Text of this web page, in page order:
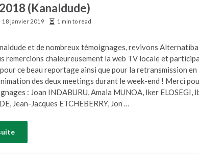
(Kanaldude)
18 janvier 2019 1 min to read
et de nombreux témoignages, revivons Alternatiba
remercions chaleureusement la web TV locale et
ce beau reportage ainsi que pour la retransmission en
des deux meetings durant le week-end ! Merci
: Joan INDABURU, Amaia MUNOA, Iker ELOSEGI,
Jean-Jacques ETCHEBERRY, Jon …